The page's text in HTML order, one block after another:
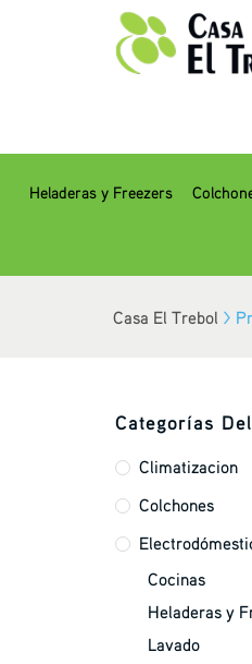
Heladeras y Freezers
Casa El Trebol >
Categorías
Climatizacion
Colchones
Cocinas
Heladeras y
Lavado